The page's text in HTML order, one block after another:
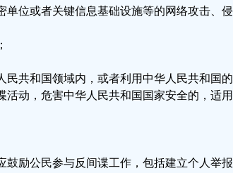
单位或者关键信息基础设施等的网络攻击、
民共和国领域内，或者利用中华人民共和国
动，危害中华人民共和国国家安全的，适用
鼓励公民参与反间谍工作，包括建立个人举